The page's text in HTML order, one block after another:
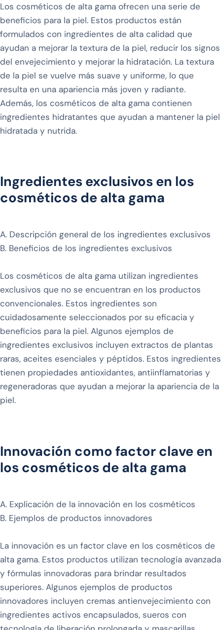
Los cosméticos de alta gama ofrecen una serie de
beneficios para la piel. Estos productos están
formulados con ingredientes de alta calidad que
ayudan a mejorar la textura de la piel, reducir los signos
del envejecimiento y mejorar la hidratación. La textura
de la piel se vuelve más suave y uniforme, lo que
resulta en una apariencia más joven y radiante.
Además, los cosméticos de alta gama contienen
ingredientes hidratantes que ayudan a mantener la piel
hidratada y nutrida.
Ingredientes exclusivos en los
cosméticos de alta gama
A. Descripción general de los ingredientes exclusivos
B. Beneficios de los ingredientes exclusivos
Los cosméticos de alta gama utilizan ingredientes
exclusivos que no se encuentran en los productos
convencionales. Estos ingredientes son
cuidadosamente seleccionados por su eficacia y
beneficios para la piel. Algunos ejemplos de
ingredientes exclusivos incluyen extractos de plantas
raras, aceites esenciales y péptidos. Estos ingredientes
tienen propiedades antioxidantes, antiinflamatorias y
regeneradoras que ayudan a mejorar la apariencia de la
piel.
Innovación como factor clave en
los cosméticos de alta gama
A. Explicación de la innovación en los cosméticos
B. Ejemplos de productos innovadores
La innovación es un factor clave en los cosméticos de
alta gama. Estos productos utilizan tecnología avanzada
y fórmulas innovadoras para brindar resultados
superiores. Algunos ejemplos de productos
innovadores incluyen cremas antienvejecimiento con
ingredientes activos encapsulados, sueros con